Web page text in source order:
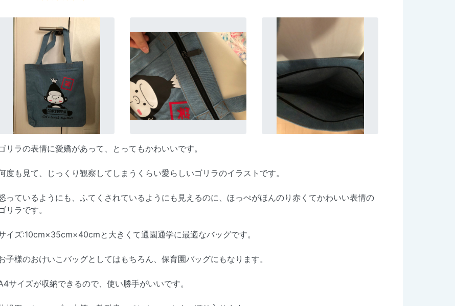
リラの表情に愛嬌があって、とってもかわいいです。
度も見て、じっくり観察してしまうくらい愛らしいゴリラのイラストです。
っているようにも、ふてくされているようにも見えるのに、ほっぺがほんのり赤くてかわいい表情の
リラです。
イズ:10cm×35cm×40cmと大きくて通園通学に最適なバッグです。
子様のおけいこバッグとしてはもちろん、保育園バッグにもなります。
サイズが収納できるので、使い勝手がいいです。